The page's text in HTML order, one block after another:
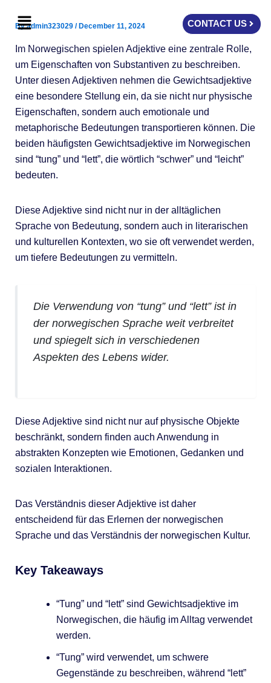
Menu CONTACT US
Byadmin323029 /December 11, 2024
Im Norwegischen spielen Adjektive eine zentrale Rolle,
um Eigenschaften von Substantiven zu beschreiben.
Unter diesen Adjektiven nehmen die Gewichtsadjektive
eine besondere Stellung ein, da sie nicht nur physische
Eigenschaften, sondern auch emotionale und
metaphorische Bedeutungen transportieren können. Die
beiden häufigsten Gewichtsadjektive im Norwegischen
sind “tung” und “lett”, die wörtlich “schwer” und “leicht”
bedeuten.
Diese Adjektive sind nicht nur in der alltäglichen
Sprache von Bedeutung, sondern auch in literarischen
und kulturellen Kontexten, wo sie oft verwendet werden,
um tiefere Bedeutungen zu vermitteln.
Die Verwendung von “tung” und “lett” ist in
der norwegischen Sprache weit verbreitet
und spiegelt sich in verschiedenen
Aspekten des Lebens wider.
Diese Adjektive sind nicht nur auf physische Objekte
beschränkt, sondern finden auch Anwendung in
abstrakten Konzepten wie Emotionen, Gedanken und
sozialen Interaktionen.
Das Verständnis dieser Adjektive ist daher
entscheidend für das Erlernen der norwegischen
Sprache und das Verständnis der norwegischen Kultur.
Key Takeaways
“Tung” und “lett” sind Gewichtsadjektive im
Norwegischen, die häufig im Alltag verwendet
werden.
“Tung” wird verwendet, um schwere
Gegenstände zu beschreiben, während “lett”